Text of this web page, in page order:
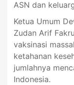
ASN dan
Ketua Umum
Zudan Arif
vaksinasi
ketahanan
jumlahnya
Indonesia.